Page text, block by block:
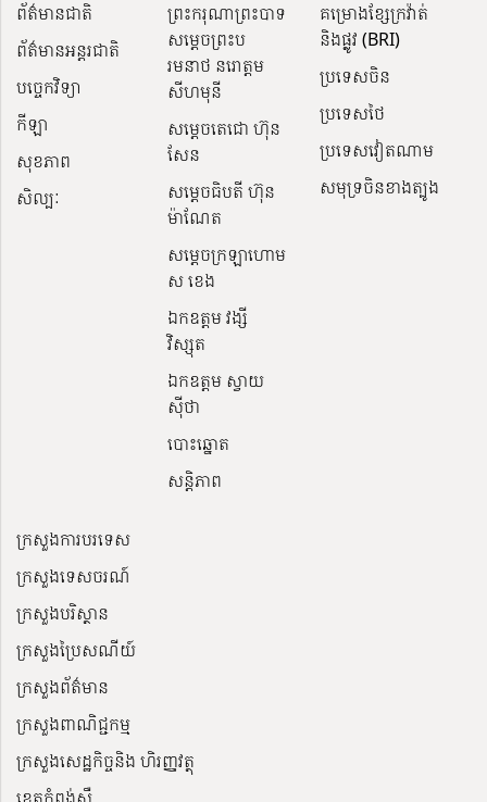
ព័ត៌មានជាតិ
ព័ត៌មានអន្តរជាតិ
បច្ចេកវិទ្យា
កីឡា
សុខភាព
សិល្បៈ
ព្រះករុណាព្រះបាទ
សម្តេចព្រះប
រមនាថ នរោត្តម
សីហមុនី
សម្តេចតេជោ ហ៊ុន
សែន
សម្ដេចធិបតី ហ៊ុន
ម៉ាណែត
សម្ដេចក្រឡាហោម
ស ខេង
ឯកឧត្តម វង្សី
វិស្សុត
ឯកឧត្តម ស្វាយ
ស៊ីថា
បោះឆ្នោត
សន្តិភាព
គម្រោងខ្សែក្រវ៉ាត់
និងផ្លូវ (BRI)
ប្រទេសចិន
ប្រទេសថៃ
ប្រទេសវៀតណាម
សមុទ្រចិនខាងត្បូង
ក្រសួងការបរទេស
ក្រសួងទេសចរណ៍
ក្រសួងបរិស្ថាន
ក្រសួងប្រៃសណីយ៍
ក្រសួងព័ត៌មាន
ក្រសួងពាណិជ្ជកម្ម
ក្រសួងសេដ្ឋកិច្ចនិង ហិរញ្ញវត្ថុ